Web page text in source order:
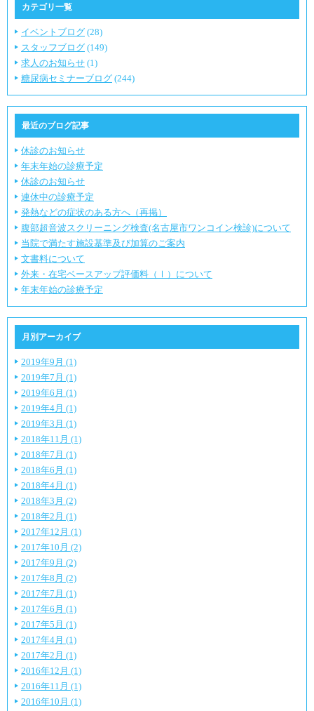
カテゴリ一覧
イベントブログ (28)
スタッフブログ (149)
求人のお知らせ (1)
糖尿病セミナーブログ (244)
最近のブログ記事
休診のお知らせ
年末年始の診療予定
休診のお知らせ
連休中の診療予定
発熱などの症状のある方へ（再掲）
腹部超音波スクリーニング検査(名古屋市ワンコイン検診)について
当院で満たす施設基準及び加算のご案内
文書料について
外来・在宅ベースアップ評価料（Ⅰ）について
年末年始の診療予定
月別アーカイブ
2019年9月 (1)
2019年7月 (1)
2019年6月 (1)
2019年4月 (1)
2019年3月 (1)
2018年11月 (1)
2018年7月 (1)
2018年6月 (1)
2018年4月 (1)
2018年3月 (2)
2018年2月 (1)
2017年12月 (1)
2017年10月 (2)
2017年9月 (2)
2017年8月 (2)
2017年7月 (1)
2017年6月 (1)
2017年5月 (1)
2017年4月 (1)
2017年2月 (1)
2016年12月 (1)
2016年11月 (1)
2016年10月 (1)